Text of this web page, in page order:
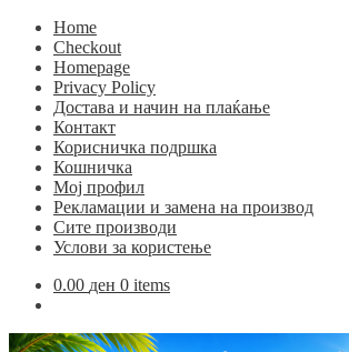
Home
Checkout
Homepage
Privacy Policy
Достава и начин на плаќање
Контакт
Корисничка подршка
Кошничка
Мој профил
Рекламации и замена на производ
Сите производи
Услови за користење
0.00 ден 0 items